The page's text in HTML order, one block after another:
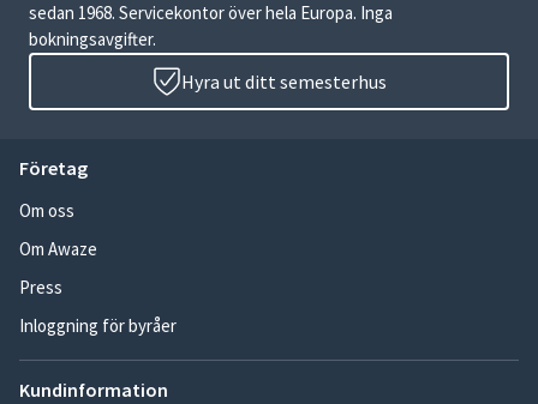
sedan 1968. Servicekontor över hela Europa. Inga
bokningsavgifter.
Hyra ut ditt semesterhus
Företag
Om oss
Om Awaze
Press
Inloggning för byråer
Kundinformation